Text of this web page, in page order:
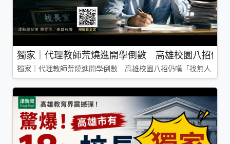
獨家｜代理教師荒燒進開學倒數 高雄校園八招仍
獨家｜代理教師荒燒進開學倒數 高雄校園八招仍嘆「找無人」